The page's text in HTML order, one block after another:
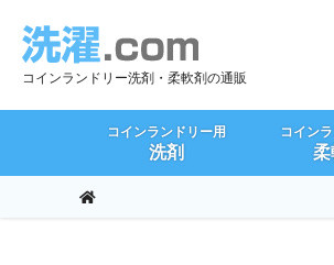
コインランドリー洗剤・柔軟剤の通販
コインランドリー用
洗剤
コイン